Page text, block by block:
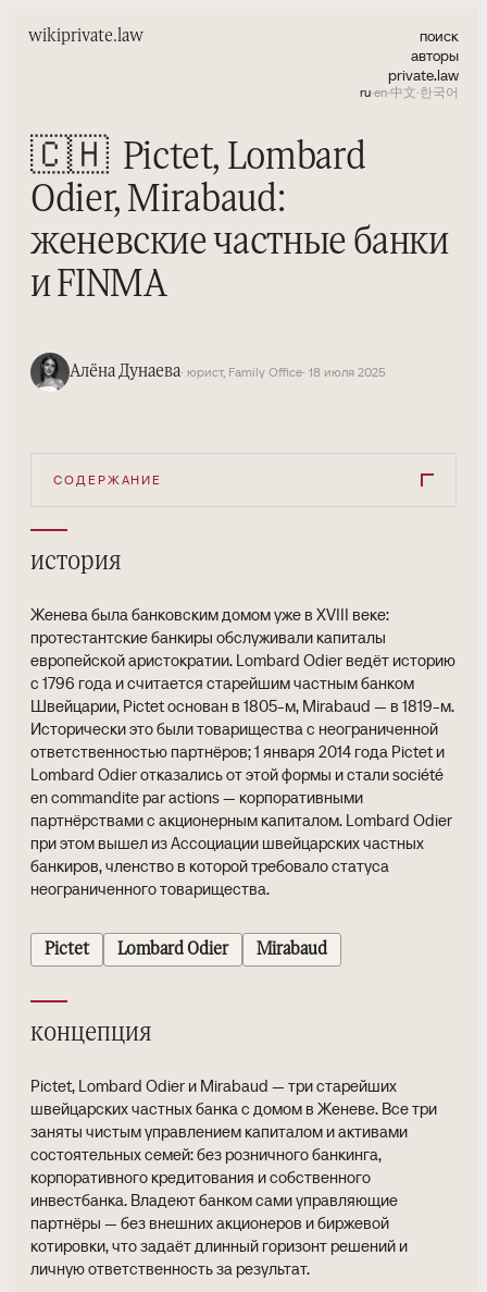
wikiprivate.law
поиск
авторы
private.law
ru·en·中文·한국어
🇨🇭 Pictet, Lombard
Odier, Mirabaud:
женевские частные банки
и FINMA
Алёна Дунаева· юрист, Family Office· 18 июля 2025
СОДЕРЖАНИЕ
история
Женева была банковским домом уже в XVIII веке:
протестантские банкиры обслуживали капиталы
европейской аристократии. Lombard Odier ведёт историю
с 1796 года и считается старейшим частным банком
Швейцарии, Pictet основан в 1805-м, Mirabaud — в 1819-м.
Исторически это были товарищества с неограниченной
ответственностью партнёров; 1 января 2014 года Pictet и
Lombard Odier отказались от этой формы и стали société
en commandite par actions — корпоративными
партнёрствами с акционерным капиталом. Lombard Odier
при этом вышел из Ассоциации швейцарских частных
банкиров, членство в которой требовало статуса
неограниченного товарищества.
Pictet Lombard Odier Mirabaud
концепция
Pictet, Lombard Odier и Mirabaud — три старейших
швейцарских частных банка с домом в Женеве. Все три
заняты чистым управлением капиталом и активами
состоятельных семей: без розничного банкинга,
корпоративного кредитования и собственного
инвестбанка. Владеют банком сами управляющие
партнёры — без внешних акционеров и биржевой
котировки, что задаёт длинный горизонт решений и
личную ответственность за результат.